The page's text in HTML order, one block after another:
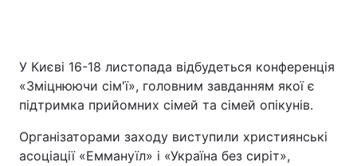
Україна Політика
У Києві 16-18 листопада відбудеться конференція
«Зміцнюючи сім'ї», головним завданням якої є
підтримка прийомних сімей та сімей опікунів.
Організаторами заходу виступили християнські
асоціації «Еммануїл» і «Україна без сиріт»,